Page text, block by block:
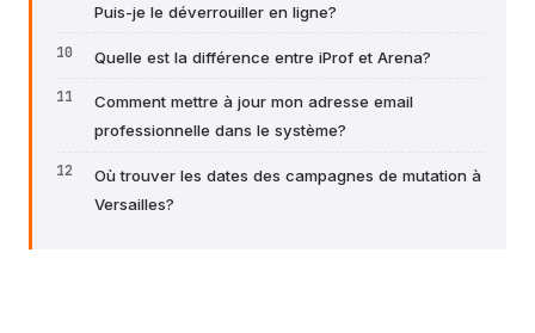
Puis-je le déverrouiller en ligne?
Quelle est la différence entre iProf et Arena?
Comment mettre à jour mon adresse email
professionnelle dans le système?
Où trouver les dates des campagnes de mutation à
Versailles?